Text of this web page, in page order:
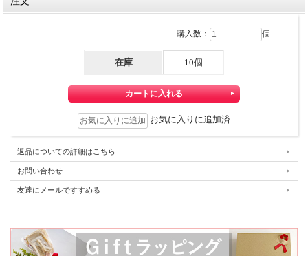
購入数： 個
在庫 10個
お気に入りに追加済
返品についての詳細はこちら
お問い合わせ
友達にメールですすめる